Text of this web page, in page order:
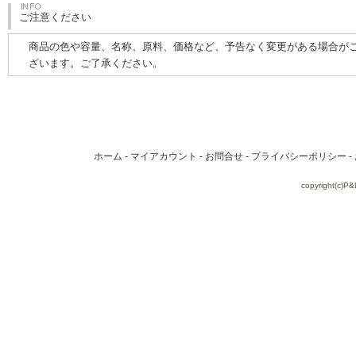
ご注意ください
商品の色や容量、名称、原料、価格など、予告なく変更がある場合が
ざいます。ご了承ください。
ホーム - マイアカウント - お問合せ - プライバシーポリシー -